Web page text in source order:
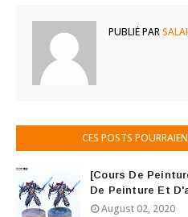
PUBLIÉ PAR
CES POSTS
[Cours De
De Peinture Et
August 02, 2020